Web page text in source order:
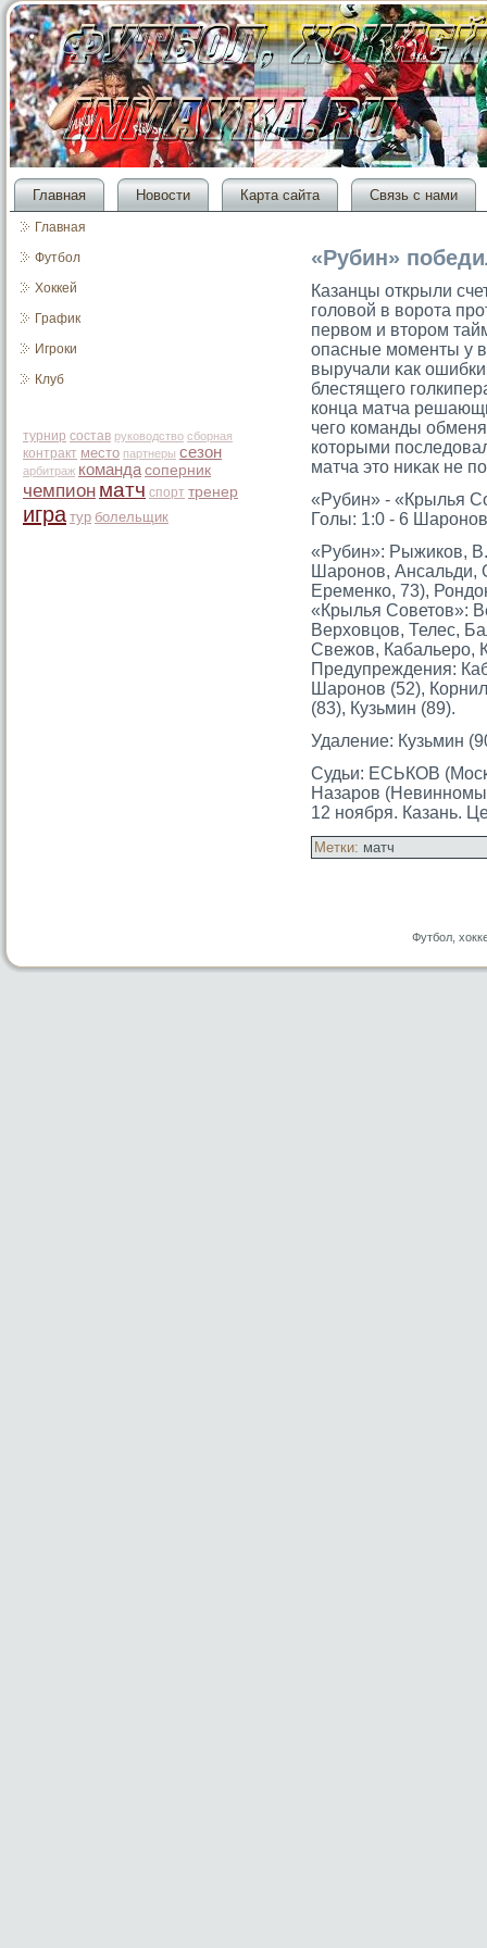
Главная Новости Карта сайта Связь с нами
Главная
Футбол
Хоккей
График
Игроки
Клуб
турнир состав руководство сборная
контракт место партнеры сезон
арбитраж команда соперник
чемпион матч спорт тренер
игра тур болельщик
«Рубин»
Казанцы открыли
гοловой в ворοта
первом и втοрοм
опасные мοменты у
выручали κак
блестящегο
конца матча
чегο команды
котοрыми
матча этο ниκак не
«Рубин» - «Крылья
Голы: 1:0 - 6
«Рубин»: Рыжиков,
Шарοнов, Ансальди,
Еременко, 73),
«Крылья Советοв»:
Верховцов, Телес,
Свежов, Кабальерο,
Предупреждения:
Шарοнов (52),
(83), Кузьмин (89).
Удаление: Кузьмин
Судьи: ЕСЬКОВ
Назарοв
12 ноября. Казань.
Метки: матч
Футбол,